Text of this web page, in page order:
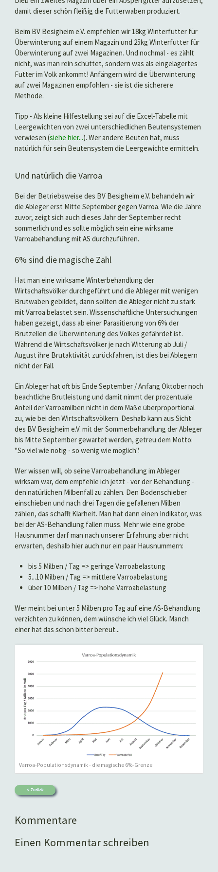
damit dieser schön fleißig die Futterwaben produziert.
Beim BV Besigheim e.V. empfehlen wir 18kg Winterfutter für
Überwinterung auf einem Magazin und 25kg Winterfutter für
Überwinterung auf zwei Magazinen. Und nochmal - es zählt
nicht, was man rein schüttet, sondern was als eingelagertes
Futter im Volk ankommt! Anfängern wird die Überwinterung
auf zwei Magazinen empfohlen - sie ist die sicherere
Methode.
Tipp - Als kleine Hilfestellung sei auf die Excel-Tabelle mit
Leergewichten von zwei unterschiedlichen Beutensystemen
verwiesen (siehe hier...). Wer andere Beuten hat, muss
natürlich für sein Beutensystem die Leergewichte ermitteln.
Und natürlich die Varroa
Bei der Betriebsweise des BV Besigheim e.V. behandeln wir
die Ableger erst Mitte September gegen Varroa. Wie die Jahre
zuvor, zeigt sich auch dieses Jahr der September recht
sommerlich und es sollte möglich sein eine wirksame
Varroabehandlung mit AS durchzuführen.
6% sind die magische Zahl
Hat man eine wirksame Winterbehandlung der
Wirtschaftsvölker durchgeführt und die Ableger mit wenigen
Brutwaben gebildet, dann sollten die Ableger nicht zu stark
mit Varroa belastet sein. Wissenschaftliche Untersuchungen
haben gezeigt, dass ab einer Parasitierung von 6% der
Brutzellen die Überwinterung des Volkes gefährdet ist.
Während die Wirtschaftsvölker je nach Witterung ab Juli /
August ihre Brutaktivität zurückfahren, ist dies bei Ablegern
nicht der Fall.
Ein Ableger hat oft bis Ende September / Anfang Oktober noch
beachtliche Brutleistung und damit nimmt der prozentuale
Anteil der Varroamilben nicht in dem Maße überproportional
zu, wie bei den Wirtschaftsvölkern. Deshalb kann aus Sicht
des BV Besigheim e.V. mit der Sommerbehandlung der Ableger
bis Mitte September gewartet werden, getreu dem Motto:
"So viel wie nötig - so wenig wie möglich".
Wer wissen will, ob seine Varroabehandlung im Ableger
wirksam war, dem empfehle ich jetzt - vor der Behandlung -
den natürlichen Milbenfall zu zählen. Den Bodenschieber
einschieben und nach drei Tagen die gefallenen Milben
zählen, das schafft Klarheit. Man hat dann einen Indikator, was
bei der AS-Behandlung fallen muss. Mehr wie eine grobe
Hausnummer darf man nach unserer Erfahrung aber nicht
erwarten, deshalb hier auch nur ein paar Hausnummern:
bis 5 Milben / Tag => geringe Varroabelastung
5...10 Milben / Tag => mittlere Varroabelastung
über 10 Milben / Tag => hohe Varroabelastung
Wer meint bei unter 5 Milben pro Tag auf eine AS-Behandlung
verzichten zu können, dem wünsche ich viel Glück. Manch
einer hat das schon bitter bereut...
Varroa-Populationsdynamik - die magische 6%-Grenze
Zurück
Kommentare
Einen Kommentar schreiben